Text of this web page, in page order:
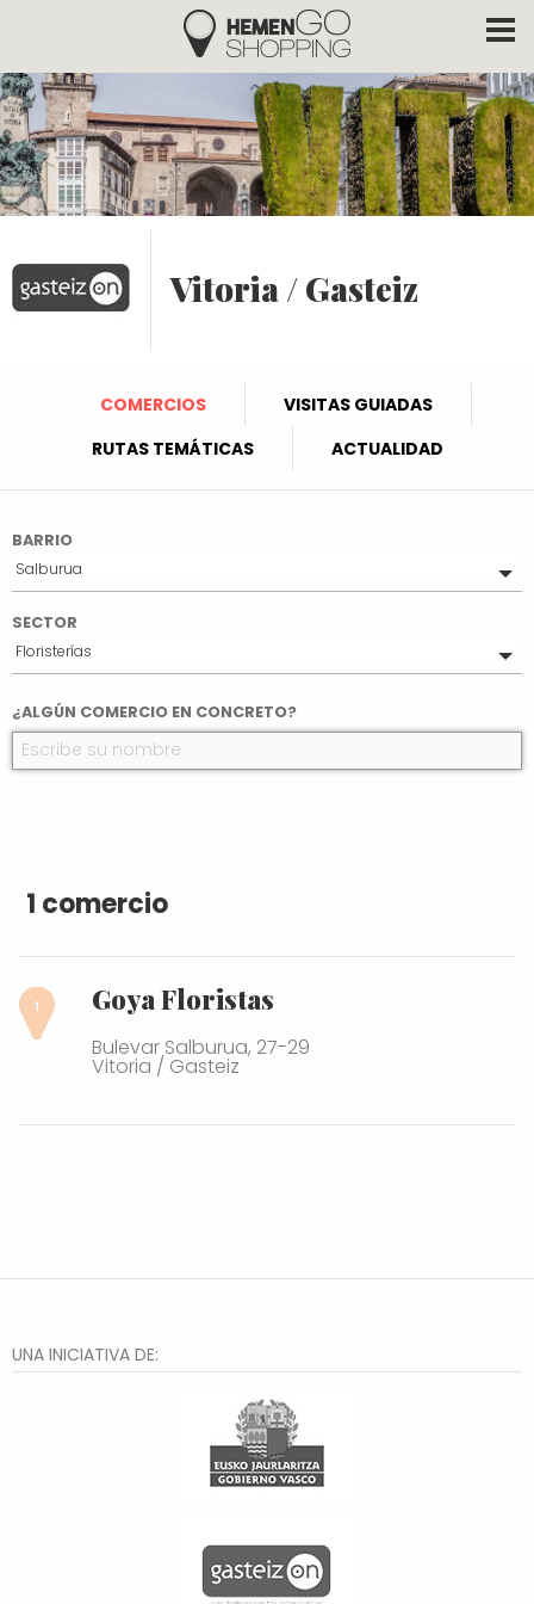
Pasar al contenido principal
Hemengo Shopping
Vitoria / Gasteiz
COMERCIOS
VISITAS GUIADAS
RUTAS TEMÁTICAS
ACTUALIDAD
BARRIO
Ensanche
Desamparados
Lovaina
Salburua
Zabalgana
Lakua-Arriaga
SECTOR
Alimentación
Floristerías
¿ALGÚN COMERCIO EN CONCRETO?
1 comercio
Goya Floristas
Bulevar Salburua, 27-29
Vitoria / Gasteiz
UNA INICIATIVA DE: